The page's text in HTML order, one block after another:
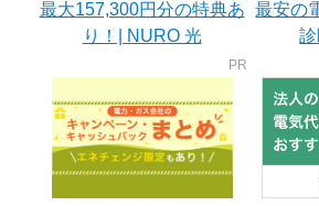
最大157,300円分の特典あ
り！| NURO 光
最安の
診